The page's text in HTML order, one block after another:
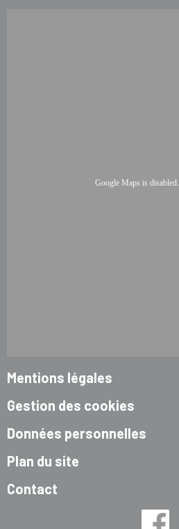
Google Maps is disabled.
Mentions légales
Gestion des cookies
Données personnelles
Plan du site
Contact